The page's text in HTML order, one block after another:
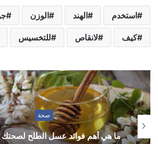
استخدم الهند الوزن
كيف لانقاص للتخسيس
صحة
ما هي أهم فوائد عسل الطلح